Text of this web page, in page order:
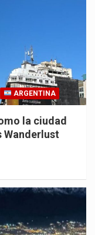
ARGENTINA
la ciudad
Wanderlust